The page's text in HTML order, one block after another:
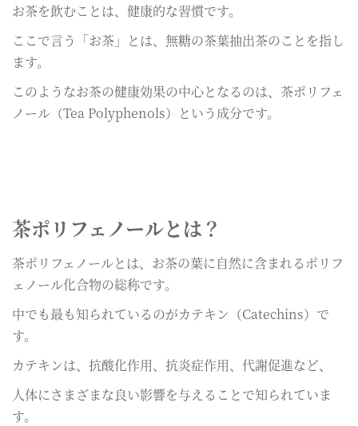
お茶を飲むことは、健康的な習慣です。
ここで言う「お茶」とは、無糖の茶葉抽出茶のことを指し
ます。
このようなお茶の健康効果の中心となるのは、茶ポリフェ
ノール（Tea Polyphenols）という成分です。
茶ポリフェノールとは？
茶ポリフェノールとは、お茶の葉に自然に含まれるポリフ
ェノール化合物の総称です。
中でも最も知られているのがカテキン（Catechins）で
す。
カテキンは、抗酸化作用、抗炎症作用、代謝促進など、
人体にさまざまな良い影響を与えることで知られていま
す。